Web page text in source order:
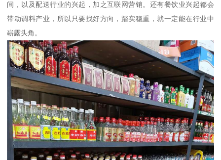
间，以及配送行业的兴起，加之互联网营销。还有餐饮业兴起都会
带动调料产业，所以只要找好方向，踏实稳重，就一定能在行业中
崭露头角。